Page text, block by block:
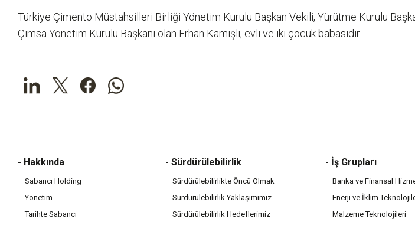
Türkiye Çimento Müstahsilleri Birliği Yönetim Kurulu Başkan Vekili, Yürütme Kurulu
Çimsa Yönetim Kurulu Başkanı olan Erhan Kamışlı, evli ve iki çocuk babasıdır.
- Hakkında
Sabancı Holding
Yönetim
Tarihte Sabancı
- Sürdürülebilirlik
Sürdürülebilirlikte Öncü Olmak
Sürdürülebilirlik Yaklaşımımız
Sürdürülebilirlik Hedeflerimiz
- İş Grupları
Banka ve Finansal
Enerji ve İklim
Malzeme Teknolojileri